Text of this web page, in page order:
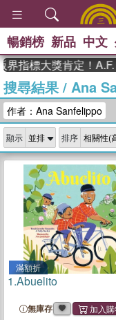
暢銷榜 新品 中文
標大獎肯定！A.F.
搜尋結果/ Ana
作者：Ana Sanfelippo
顯示 排序
滿額折
1.Abuelito
無庫存